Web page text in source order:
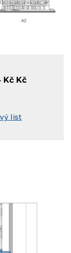
Kč Kč
list